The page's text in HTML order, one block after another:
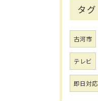
タグ
古河市
テレビ
即日対応